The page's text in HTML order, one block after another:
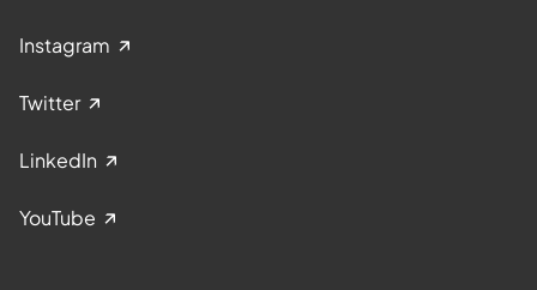
Instagram
Twitter
LinkedIn
YouTube